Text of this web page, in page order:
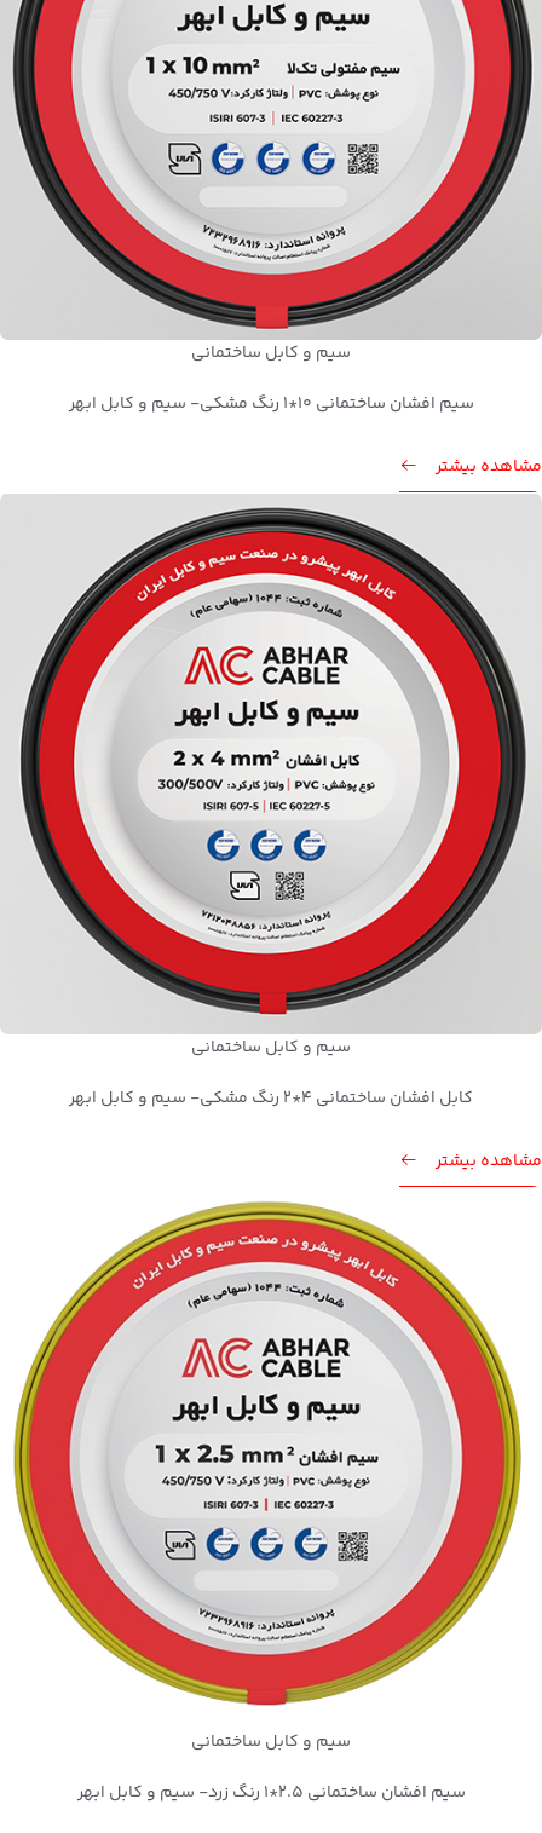
سیم و کابل ساختمانی
سیم افشان ساختمانی 10*1 رنگ مشکی- سیم و کابل ابهر
مشاهده بیشتر
سیم و کابل ساختمانی
کابل افشان ساختمانی 4*2 رنگ مشکی- سیم و کابل ابهر
مشاهده بیشتر
سیم و کابل ساختمانی
سیم افشان ساختمانی 2.5*1 رنگ زرد- سیم و کابل ابهر